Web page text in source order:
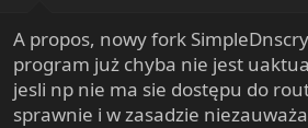
A propos, nowy fork
program już chyba nie jest
jesli np nie ma sie dostępu do
sprawnie i w zasadzie